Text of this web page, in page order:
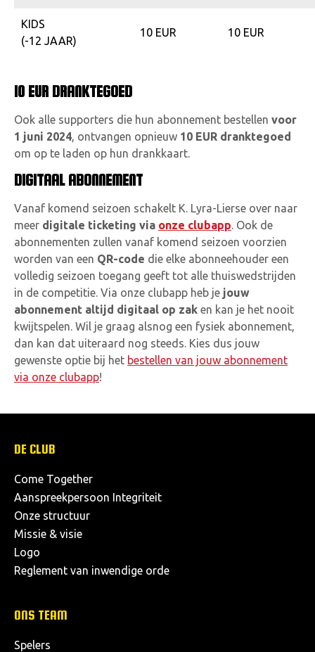
KIDS
(-12 JAAR)
10 EUR 10 EUR
10 EUR DRANKTEGOED
Ook alle supporters die hun abonnement bestellen voor
1 juni 2024, ontvangen opnieuw 10 EUR dranktegoed
om op te laden op hun drankkaart.
DIGITAAL ABONNEMENT
Vanaf komend seizoen schakelt K. Lyra-Lierse over naar
meer digitale ticketing via onze clubapp. Ook de
abonnementen zullen vanaf komend seizoen voorzien
worden van een QR-code die elke abonneehouder een
volledig seizoen toegang geeft tot alle thuiswedstrijden
in de competitie. Via onze clubapp heb je jouw
abonnement altijd digitaal op zak en kan je het nooit
kwijtspelen. Wil je graag alsnog een fysiek abonnement,
dan kan dat uiteraard nog steeds. Kies dus jouw
gewenste optie bij het bestellen van jouw abonnement
via onze clubapp!
DE CLUB
Come Together
Aanspreekpersoon Integriteit
Onze structuur
Missie & visie
Logo
Reglement van inwendige orde
ONS TEAM
Spelers